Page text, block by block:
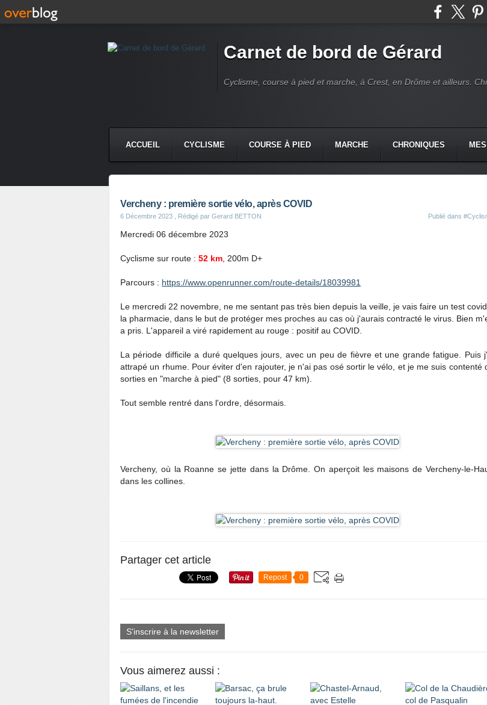
Carnet de bord de Gérard
Cyclisme, course à pied et marche, à Crest, en Drôme et ailleurs.
ACCUEIL CYCLISME COURSE À PIED MARCHE CHRONIQUES
Vercheny : première sortie vélo, après COVID
6 Décembre 2023 , Rédigé par Gerard BETTON Publié dans
Mercredi 06 décembre 2023
Cyclisme sur route : 52 km , 200m D+
Parcours : https://www.openrunner.com/route-details/18039981
Le mercredi 22 novembre, ne me sentant pas très bien depuis la veille, je vais faire un test
la pharmacie, dans le but de protéger mes proches au cas où j'aurais contracté le virus. Bien
a pris. L'appareil a viré rapidement au rouge : positif au COVID.
La période difficile a duré quelques jours, avec un peu de fièvre et une grande fatigue. Puis
attrapé un rhume. Pour éviter d'en rajouter, je n'ai pas osé sortir le vélo, et je me suis contenté
sorties en "marche à pied" (8 sorties, pour 47 km).
Tout semble rentré dans l'ordre, désormais.
Vercheny, où la Roanne se jette dans la Drôme. On aperçoit les maisons de Vercheny-le-
dans les collines.
Partager cet article
Repost 0
S'inscrire à la newsletter
Vous aimerez aussi :